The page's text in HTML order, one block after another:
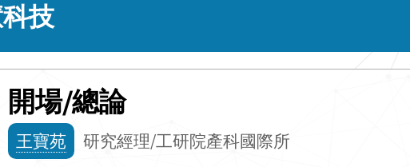
技
開場/總論
王寶苑 研究經理/工研院產科國際所